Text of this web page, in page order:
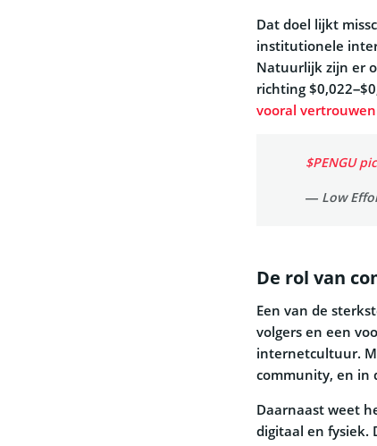
Dat doel lijkt
institutionele
Natuurlijk zijn er
richting
vooral
$PENGU
— Low
De rol van
Een van de
volgers en een
internetcultuur.
community, en in
Daarnaast weet
digitaal en fysiek.